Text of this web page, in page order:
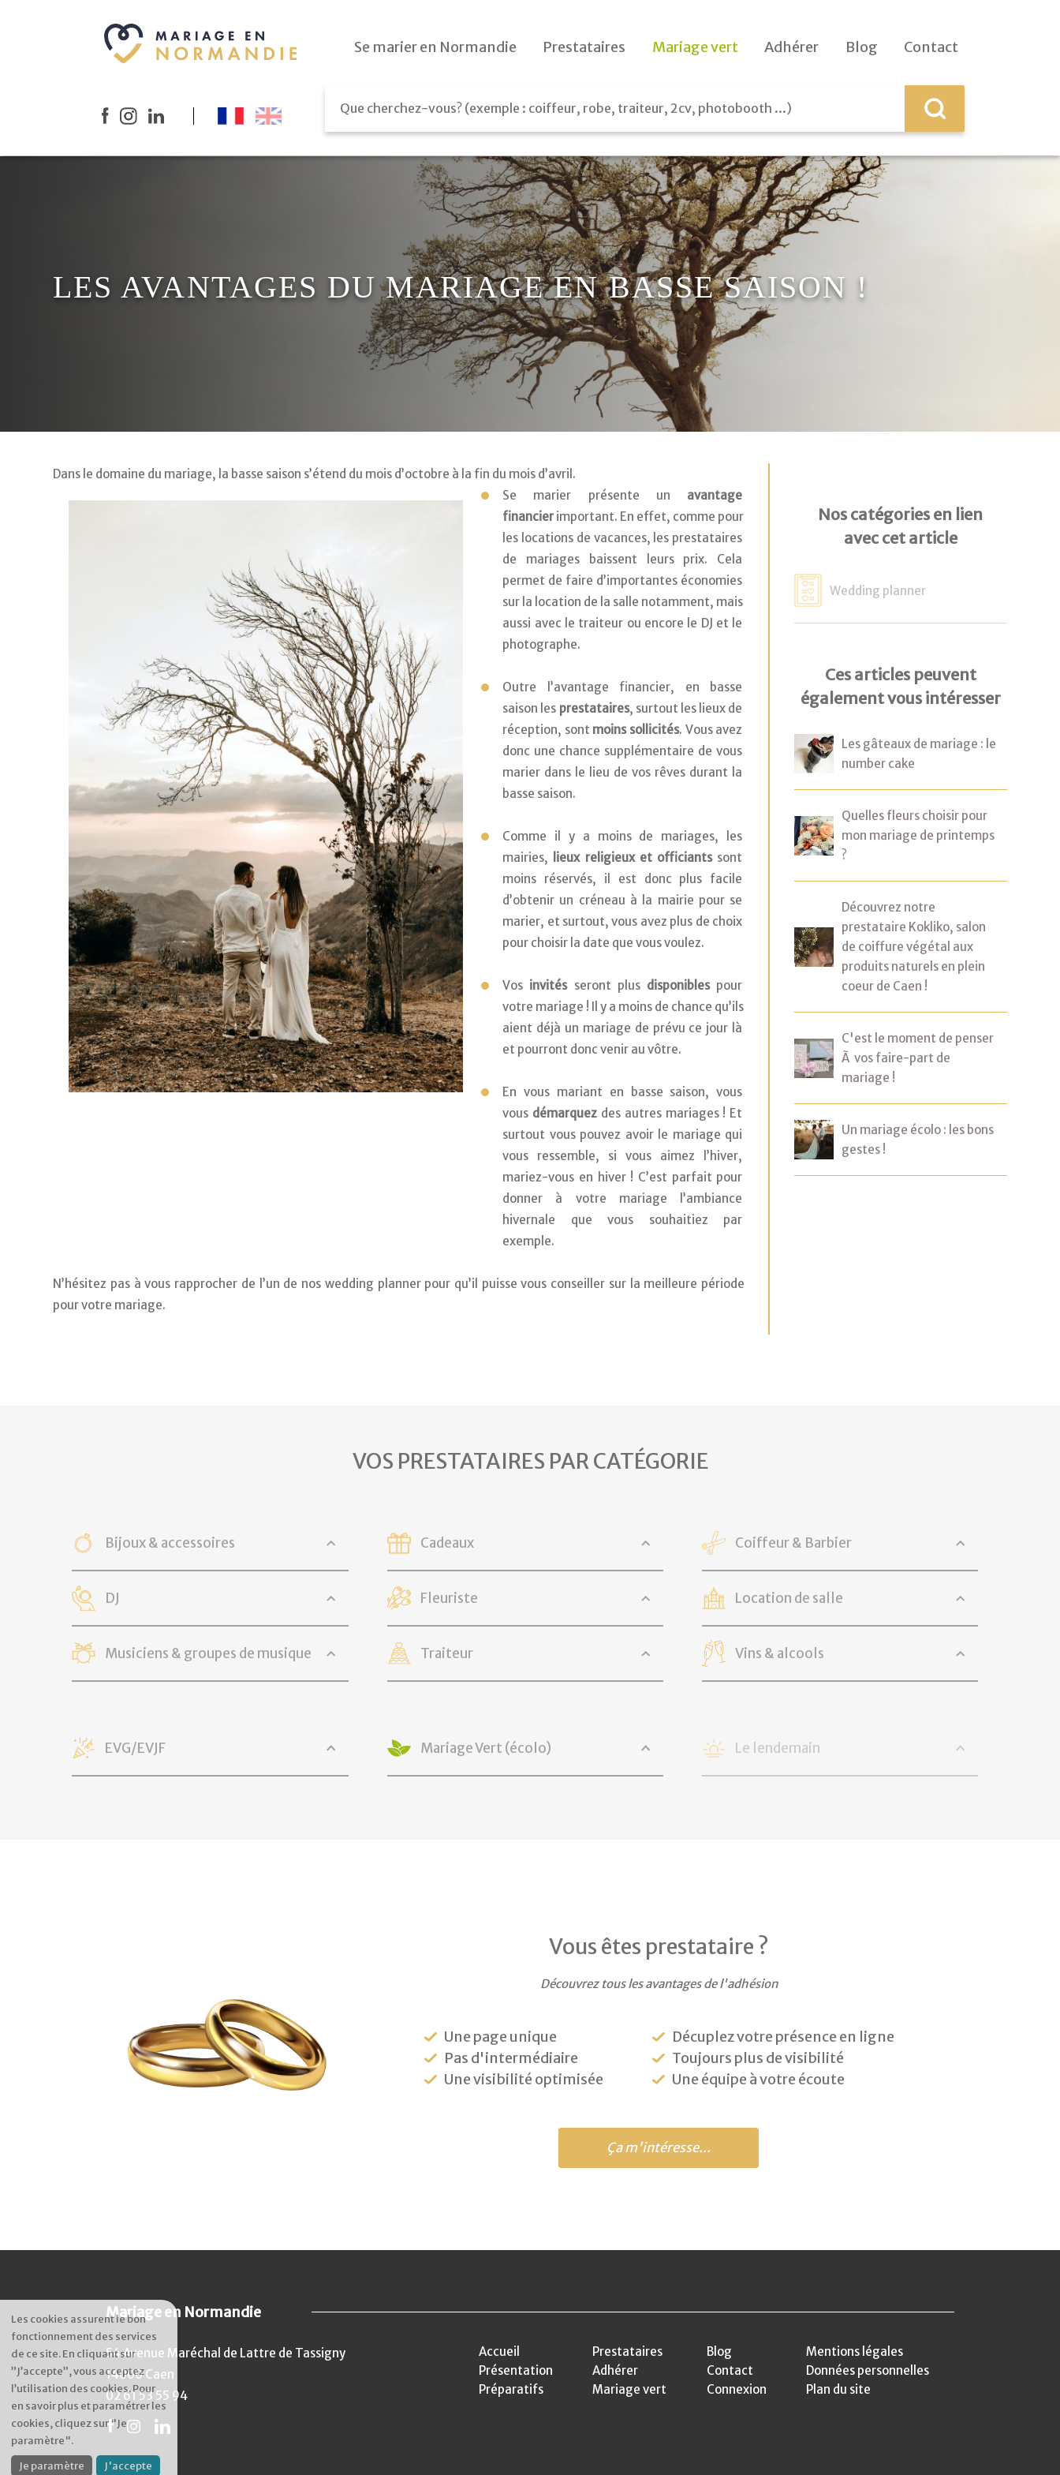
Se marier en Normandie Prestataires
Le jour J
Cadeaux
Mariage vert Adhérer Blog Contact
LES AVANTAGES DU MARIAGE EN BASSE SAISON !
Dans le domaine du mariage, la basse saison s’étend du mois d’octobre à la fin du mois d’avril.
Se marier présente un avantage
financier important. En effet, comme pour
les locations de vacances, les prestataires
de mariages baissent leurs prix. Cela
permet de faire d’importantes économies
sur la location de la salle notamment, mais
aussi avec le traiteur ou encore le DJ et le
photographe.
Outre l’avantage financier, en basse
saison les prestataires, surtout les lieux de
réception, sont moins sollicités. Vous avez
donc une chance supplémentaire de vous
marier dans le lieu de vos rêves durant la
basse saison.
Comme il y a moins de mariages, les
mairies,
lieux religieux et officiants sont
moins réservés, il est donc plus facile
d’obtenir un créneau à la mairie pour se
marier, et surtout, vous avez plus de choix
pour choisir la date que vous voulez.
Vos invités seront plus disponibles pour
votre mariage ! Il y a moins de chance qu’ils
aient déjà un mariage de prévu ce jour là
et pourront donc venir au vôtre.
En vous mariant en basse saison, vous
vous démarquez des autres mariages ! Et
surtout vous pouvez avoir le mariage qui
vous ressemble, si vous aimez l’hiver,
mariez-vous en hiver ! C’est parfait pour
donner à votre mariage l’ambiance
hivernale que vous souhaitiez par
exemple.
N’hésitez pas à vous rapprocher de l’un de nos wedding planner pour qu’il puisse vous conseiller sur la meilleure période
pour votre mariage.
Nos catégories en lien
avec cet article
Wedding planner
Ces articles peuvent
également vous intéresser
Les gâteaux de mariage : le
number cake
Quelles fleurs choisir pour
mon mariage de printemps
?
Découvrez notre
prestataire Kokliko, salon
de coiffure végétal aux
produits naturels en plein
coeur de Caen !
C'est le moment de penser
Ã vos faire-part de
mariage !
Un mariage écolo : les bons
gestes !
VOS PRESTATAIRES PAR CATÉGORIE
Bijoux & accessoires Cadeaux Coiffeur & Barbier
DJ Fleuriste Location de salle
Musiciens & groupes de musique Traiteur Vins & alcools
EVG/EVJF Mariage Vert (écolo) Le lendemain
Vous êtes prestataire ?
Découvrez tous les avantages de l'adhésion
Une page unique
Pas d'intermédiaire
Une visibilité optimisée
Décuplez votre présence en ligne
Toujours plus de visibilité
Une équipe à votre écoute
Ça m'intéresse...
Mariage en Normandie
54 Avenue Maréchal de Lattre de Tassigny
14000 Caen
02 61 53 55 94
Accueil
Présentation
Préparatifs
Prestataires
Adhérer
Mariage vert
Blog
Contact
Connexion
Mentions légales
Données personnelles
Plan du site
Je paramètre J'accepte
Les cookies assurent le bon
fonctionnement des services
de ce site. En cliquant sur
”J’accepte”, vous acceptez
l’utilisation des cookies. Pour
en savoir plus et paramétrer les
cookies, cliquez sur "Je
paramètre".